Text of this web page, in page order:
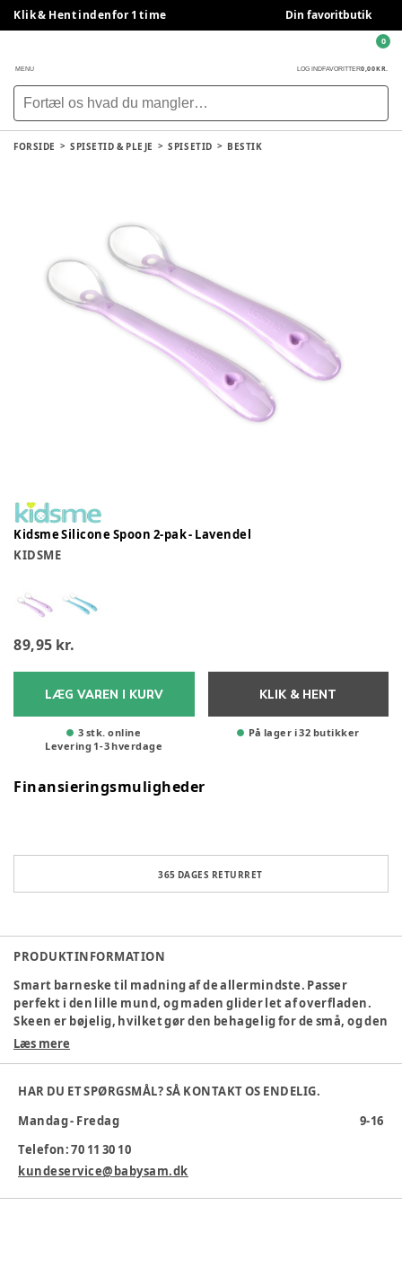
Klik & Hent indenfor 1 time Din favoritbutik
MENU LOG INDFAVORITTER0,00 KR.
0
FORSIDE SPISETID & PLEJE SPISETID BESTIK
Kidsme Silicone Spoon 2-pak - Lavendel
KIDSME
89,95 kr.
LÆG VAREN I KURV
3 stk. online
Levering 1-3hverdage
KLIK & HENT
På lager i 32 butikker
Finansieringsmuligheder
365 DAGES RETURRET
PRODUKTINFORMATION
Smart barneske til madning af de allermindste. Passer
perfekt i den lille mund, og maden glider let af overfladen.
Skeen er bøjelig, hvilket gør den behagelig for de små, og den
har desuden en god længde, så den blandt andet når helt
Specifikationer:
Indeholder 2 stk. pr. pakke
Godkendt til sikker kontakt med fødevarer
Fri for ftalater, BPA og bly
Materiale:Silikone
Læs mere
HAR DU ET SPØRGSMÅL? SÅ KONTAKT OS ENDELIG.
Mandag - Fredag
9-16
Telefon: 70 11 30 10
kundeservice@babysam.dk